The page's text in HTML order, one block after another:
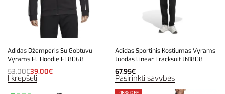
Adidas Džemperis Su Gobtuvu
Vyrams FL Hoodie FT8068
53,00€39,00€
Į krepšelį
Adidas Sportinis Kostiumas Vyrams
Juodas Linear Tracksuit JN1808
67,95€
Pasirinkti savybes